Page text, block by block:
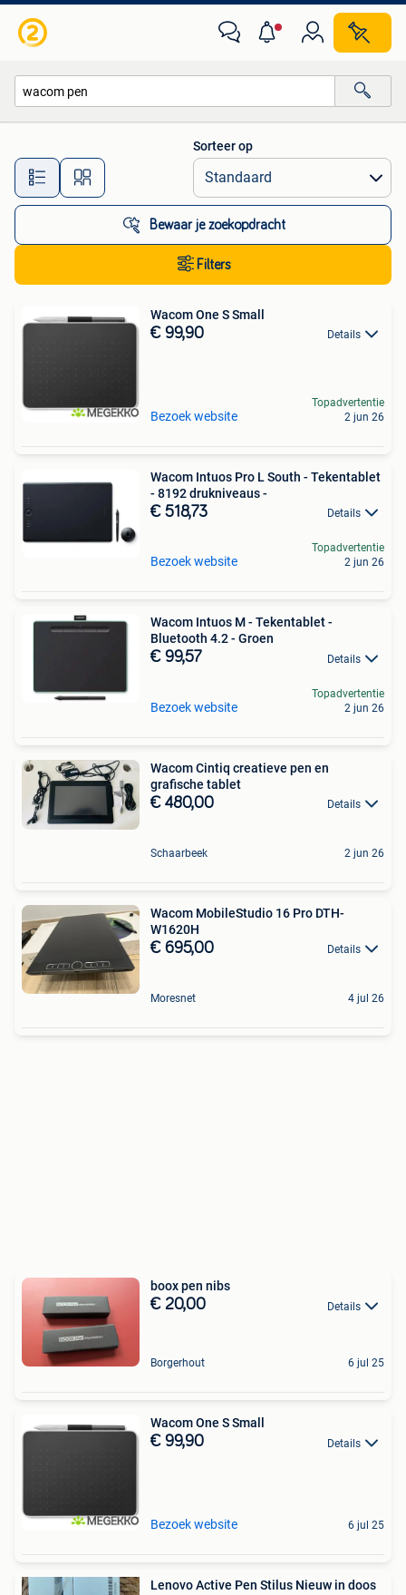
Alle afstanden…
Sorteer op
Bewaar je zoekopdracht
Filters
Wacom One S Small
€ 99,90 Details
Bezoek website
Topadvertentie
2 jun 26
Wacom Intuos Pro L South - Tekentablet
- 8192 drukniveaus -
€ 518,73 Details
Bezoek website
Topadvertentie
2 jun 26
Wacom Intuos M - Tekentablet -
Bluetooth 4.2 - Groen
€ 99,57 Details
Bezoek website
Topadvertentie
2 jun 26
Wacom Cintiq creatieve pen en
grafische tablet
€ 480,00 Details
Schaarbeek 2 jun 26
Wacom MobileStudio 16 Pro DTH-
W1620H
€ 695,00 Details
Moresnet 4 jul 26
boox pen nibs
€ 20,00 Details
Borgerhout 6 jul 25
Wacom One S Small
€ 99,90 Details
Bezoek website 6 jul 25
Lenovo Active Pen Stilus Nieuw in doos